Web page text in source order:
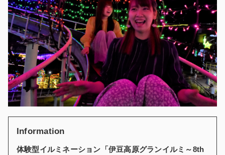
Information
体験型イルミネーション「伊豆高原グランイルミ～8th